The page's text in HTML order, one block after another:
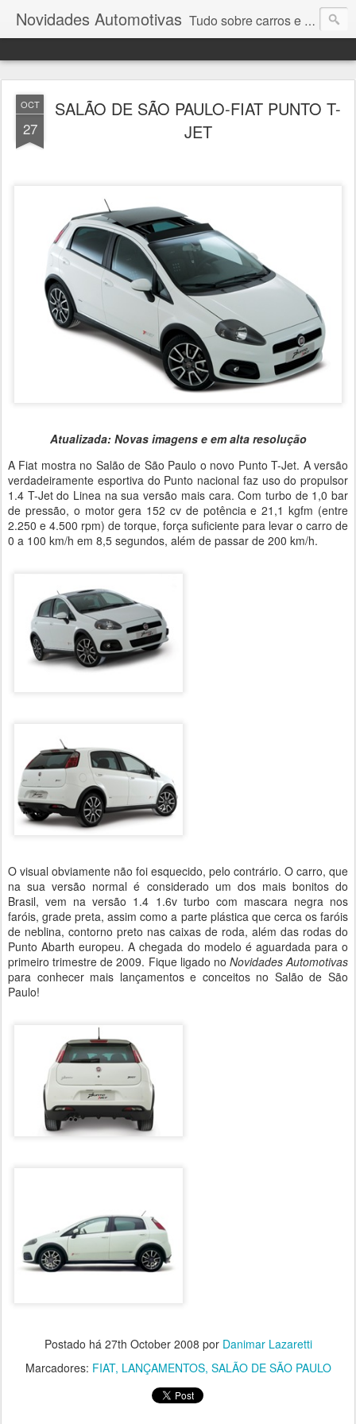
Novidades Automotivas Tudo sobre carros e motores
OCT
27
SALÃO DE SÃO PAULO-FIAT PUNTO T-
JET
Atualizada: Novas imagens e em alta resolução
A Fiat mostra no Salão de São Paulo o novo Punto T-Jet. A versão
verdadeiramente esportiva do Punto nacional faz uso do propulsor
1.4 T-Jet do Linea na sua versão mais cara. Com turbo de 1,0 bar
de pressão, o motor gera 152 cv de potência e 21,1 kgfm (entre
2.250 e 4.500 rpm) de torque, força suficiente para levar o carro de
0 a 100 km/h em 8,5 segundos, além de passar de 200 km/h.
O visual obviamente não foi esquecido, pelo contrário. O carro, que
na sua versão normal é considerado um dos mais bonitos do
Brasil, vem na versão 1.4 1.6v turbo com mascara negra nos
faróis, grade preta, assim como a parte plástica que cerca os faróis
de neblina, contorno preto nas caixas de roda, além das rodas do
Punto Abarth europeu. A chegada do modelo é aguardada para o
primeiro trimestre de 2009. Fique ligado no Novidades Automotivas
para conhecer mais lançamentos e conceitos no Salão de São
Paulo!
Postado há 27th October 2008 por Danimar Lazaretti
Marcadores: FIAT LANÇAMENTOS SALÃO DE SÃO PAULO